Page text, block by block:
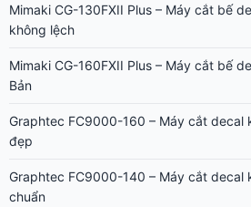
Mimaki CG-130FXII Plus – Máy cắt bế
không lệch
Mimaki CG-160FXII Plus – Máy cắt bế
Bản
Graphtec FC9000-160 – Máy cắt decal
đẹp
Graphtec FC9000-140 – Máy cắt decal
chuẩn